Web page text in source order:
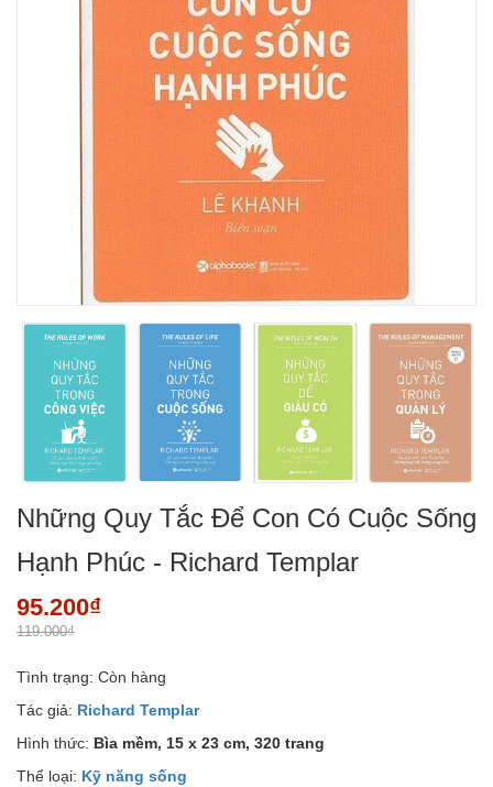
Những Quy Tắc Để Con Có Cuộc Sống
Hạnh Phúc - Richard Templar
95.200₫
119.000₫
Tình trạng: Còn hàng
Tác giả: Richard Templar
Hình thức: Bìa mềm, 15 x 23 cm, 320 trang
Thể loại: Kỹ năng sống